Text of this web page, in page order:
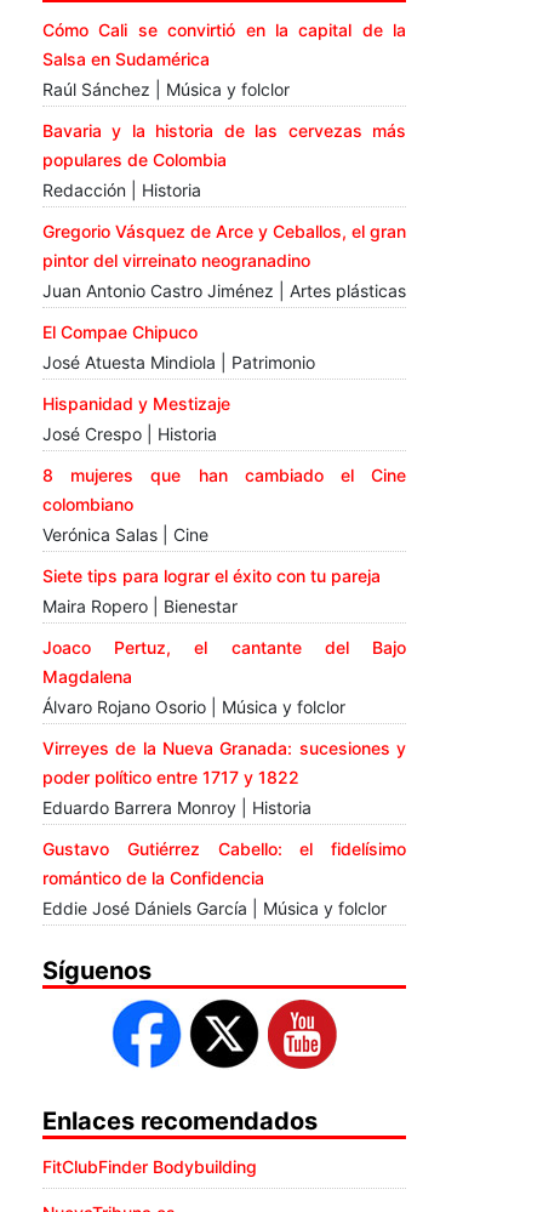
Cómo Cali se convirtió en la capital de la
Salsa en Sudamérica
Raúl Sánchez | Música y folclor
Bavaria y la historia de las cervezas más
populares de Colombia
Redacción | Historia
Gregorio Vásquez de Arce y Ceballos, el gran
pintor del virreinato neogranadino
Juan Antonio Castro Jiménez | Artes plásticas
El Compae Chipuco
José Atuesta Mindiola | Patrimonio
Hispanidad y Mestizaje
José Crespo | Historia
8 mujeres que han cambiado el Cine
colombiano
Verónica Salas | Cine
Siete tips para lograr el éxito con tu pareja
Maira Ropero | Bienestar
Joaco Pertuz, el cantante del Bajo
Magdalena
Álvaro Rojano Osorio | Música y folclor
Virreyes de la Nueva Granada: sucesiones y
poder político entre 1717 y 1822
Eduardo Barrera Monroy | Historia
Gustavo Gutiérrez Cabello: el fidelísimo
romántico de la Confidencia
Eddie José Dániels García | Música y folclor
Síguenos
Enlaces recomendados
FitClubFinder Bodybuilding